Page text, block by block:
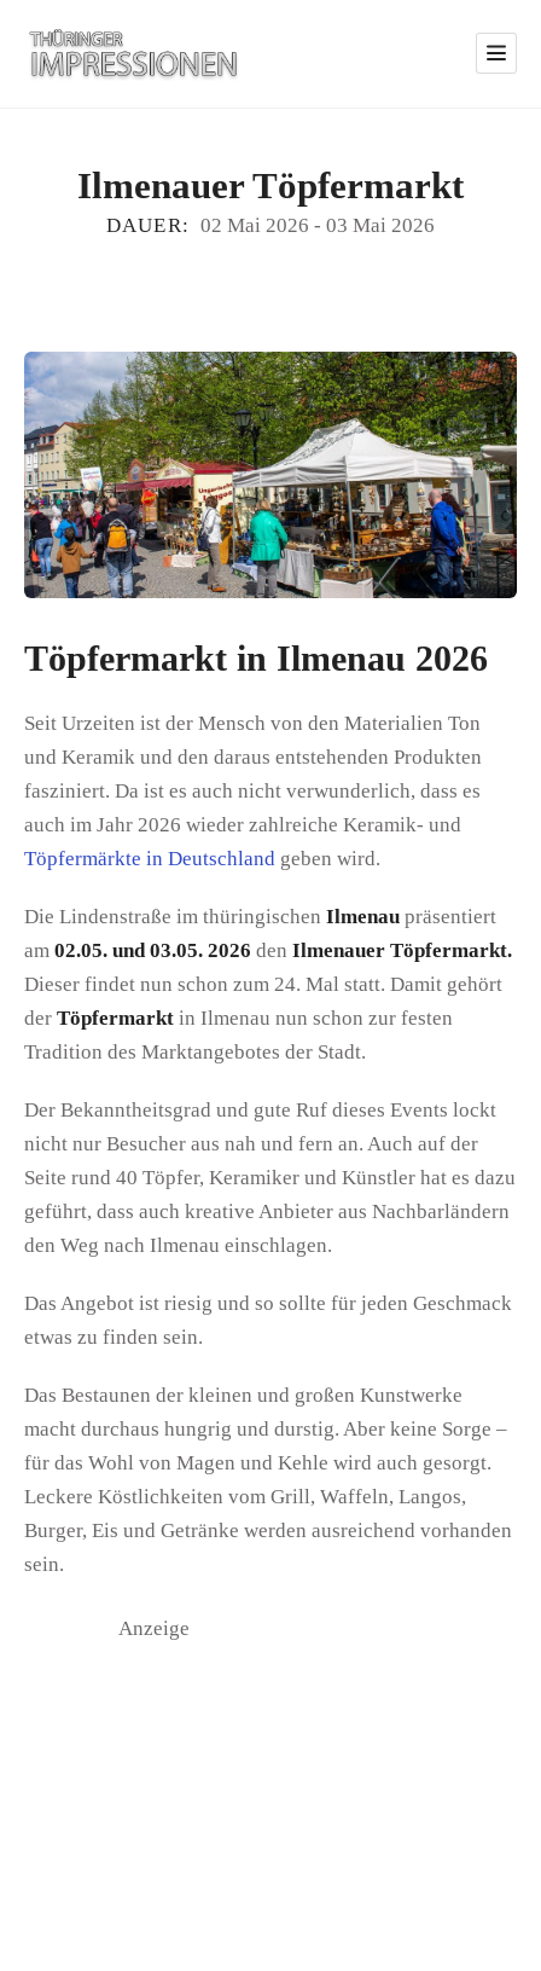
Ilmenauer Töpfermarkt
DAUER: 02 Mai 2026 - 03 Mai 2026
Töpfermarkt in Ilmenau 2026
Seit Urzeiten ist der Mensch von den Materialien Ton
und Keramik und den daraus entstehenden Produkten
fasziniert. Da ist es auch nicht verwunderlich, dass es
auch im Jahr 2026 wieder zahlreiche Keramik- und
Töpfermärkte in Deutschland geben wird.
Die Lindenstraße im thüringischen Ilmenau präsentiert
am 02.05. und 03.05. 2026 den Ilmenauer Töpfermarkt.
Dieser findet nun schon zum 24. Mal statt. Damit gehört
der Töpfermarkt in Ilmenau nun schon zur festen
Tradition des Marktangebotes der Stadt.
Der Bekanntheitsgrad und gute Ruf dieses Events lockt
nicht nur Besucher aus nah und fern an. Auch auf der
Seite rund 40 Töpfer, Keramiker und Künstler hat es dazu
geführt, dass auch kreative Anbieter aus Nachbarländern
den Weg nach Ilmenau einschlagen.
Das Angebot ist riesig und so sollte für jeden Geschmack
etwas zu finden sein.
Das Bestaunen der kleinen und großen Kunstwerke
macht durchaus hungrig und durstig. Aber keine Sorge –
für das Wohl von Magen und Kehle wird auch gesorgt.
Leckere Köstlichkeiten vom Grill, Waffeln, Langos,
Burger, Eis und Getränke werden ausreichend vorhanden
sein.
Anzeige